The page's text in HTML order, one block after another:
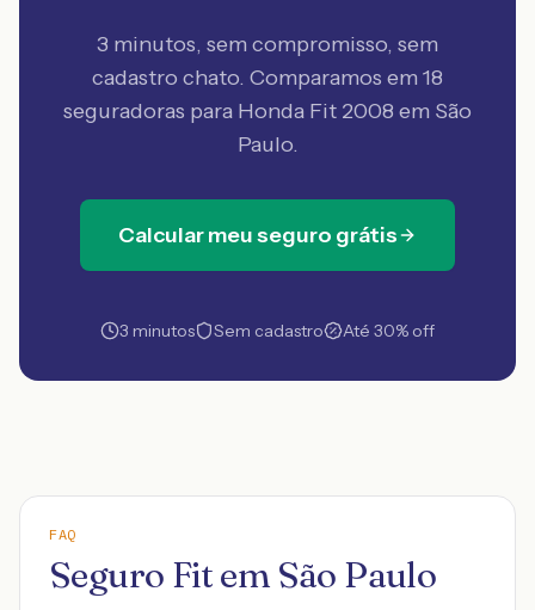
3 minutos, sem compromisso, sem
cadastro chato. Comparamos em 18
seguradoras para Honda Fit 2008 em São
Paulo.
Calcular meu seguro grátis
3 minutos Sem cadastro Até 30% off
FAQ
Seguro Fit em São Paulo